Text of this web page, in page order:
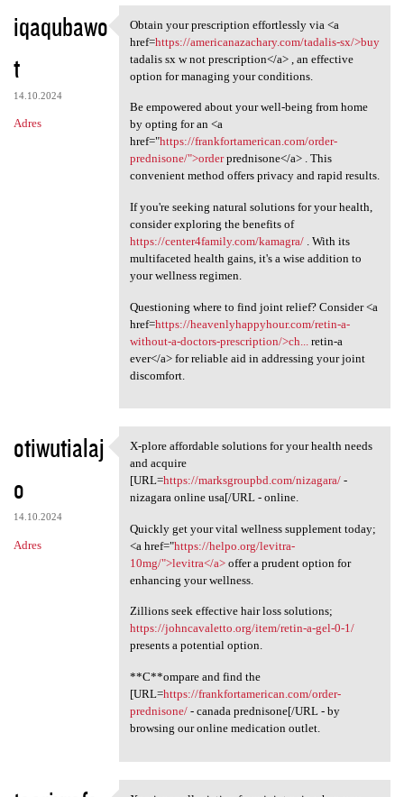
K
o
m
e
n
iqaqubawo
t
14.10.2024
Adres
Obtain your prescription
Obtain your prescription effortlessly via <a
href=https://americanazachary.com/tadalis-sx/>buy
tadalis sx w not prescription</a> , an effective
option for managing your conditions.
Be empowered about your well-being from home
by opting for an <a
href="https://frankfortamerican.com/order-
prednisone/">orderprednisone</a> . This
convenient method offers privacy and rapid results.
If you're seeking natural solutions for your health,
consider exploring the benefits of
https://center4family.com/kamagra/. With its
multifaceted health gains, it's a wise addition to
your wellness regimen.
Questioning where to find joint relief? Consider <a
href=https://heavenlyhappyhour.com/retin-a-
without-a-doctors-prescription/>ch...
retin-a
ever</a> for reliable aid in addressing your joint
discomfort.
otiwutialaj
o
14.10.2024
Adres
X-plore affordable solutions
X-plore affordable solutions for your health needs
and acquire
[URL=https://marksgroupbd.com/nizagara/-
nizagara online usa[/URL - online.
Quickly get your vital wellness supplement today;
<a href="https://helpo.org/levitra-
10mg/">levitra</a>offer a prudent option for
enhancing your wellness.
Zillions seek effective hair loss solutions;
https://johncavaletto.org/item/retin-a-gel-0-1/
presents a potential option.
**C**ompare and find the
[URL=https://frankfortamerican.com/order-
prednisone/- canada prednisone[/URL - by
browsing our online medication outlet.